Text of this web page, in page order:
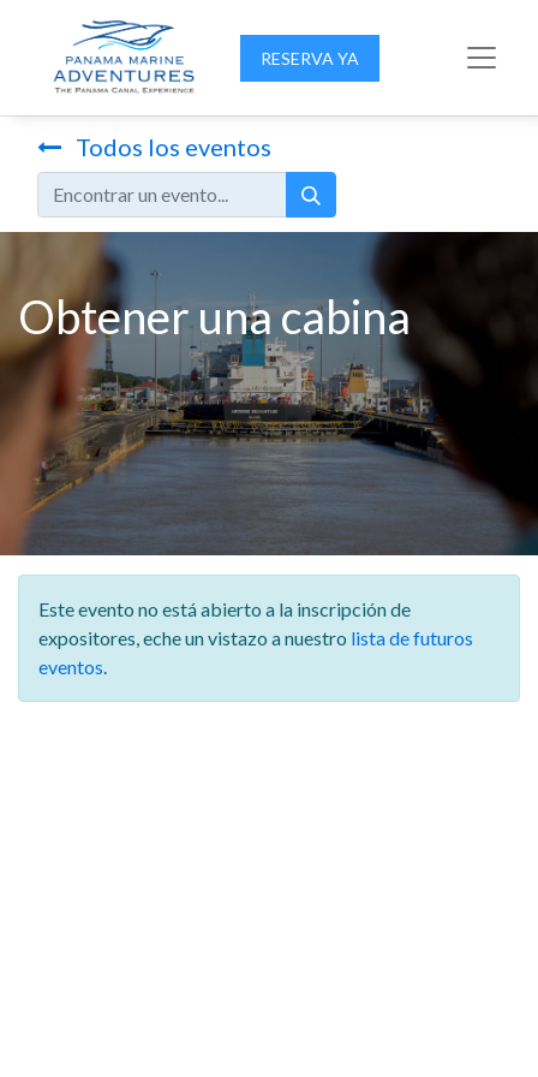
RESERVA YA
Todos los eventos
Obtener una cabina
Este evento no está abierto a la inscripción de
expositores,eche un vistazo a nuestro lista de futuros
eventos.